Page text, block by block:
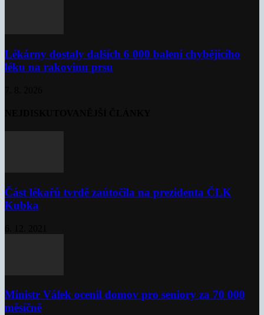
Lékárny dostaly dalších 6 000 balení chybějícího
léku na rakovinu prsu
Část lékařů tvrdě zaútočila na prezidenta ČLK
Kubka
Ministr Válek ocenil domov pro seniory za 70 000
měsíčně